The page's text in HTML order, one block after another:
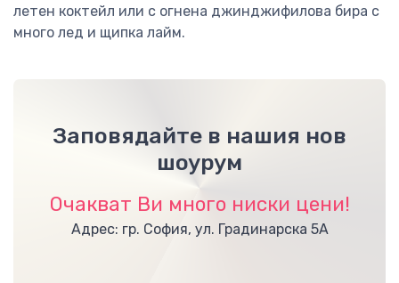
летен коктейл или с огнена джинджифилова бира с
много лед и щипка лайм.
Заповядайте в нашия нов
шоурум
Очакват Ви много ниски цени!
Адрес: гр. София, ул. Градинарска 5А